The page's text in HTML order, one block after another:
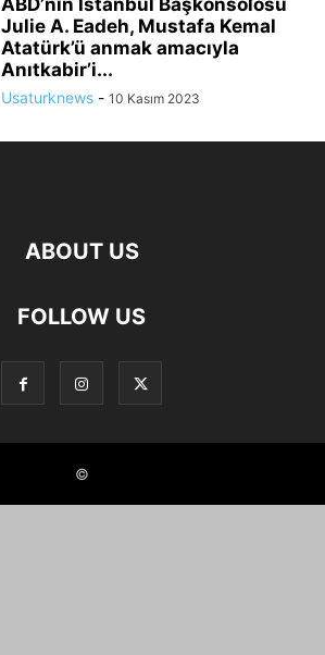
ABD’nin İstanbul Başkonsolosu
Julie A. Eadeh, Mustafa Kemal
Atatürk’ü anmak amacıyla
Anıtkabir’i...
Usaturknews - 10 Kasım 2023
ABOUT US
FOLLOW US
©